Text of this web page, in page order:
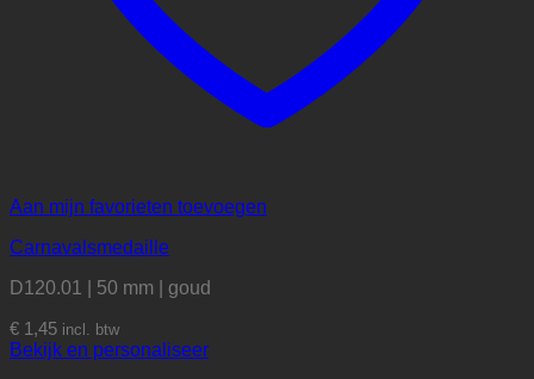
Aan mijn favorieten toevoegen
Carnavalsmedaille
D120.01 | 50 mm | goud
€ 1,45 incl. btw
Bekijk en personaliseer